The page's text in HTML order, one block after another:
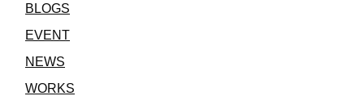
BLOGS
EVENT
NEWS
WORKS